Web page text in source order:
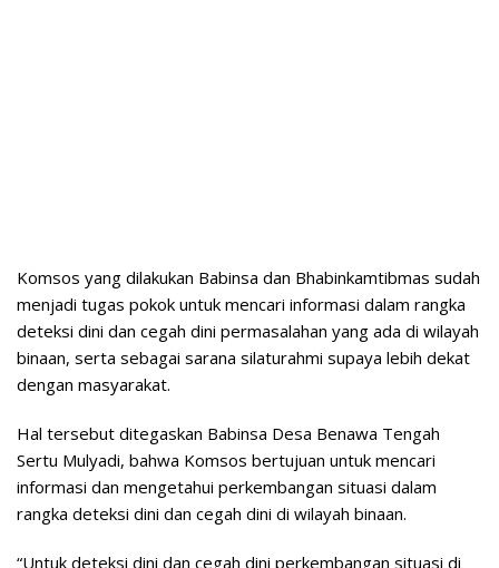
Komsos yang dilakukan Babinsa dan Bhabinkamtibmas sudah
menjadi tugas pokok untuk mencari informasi dalam rangka
deteksi dini dan cegah dini permasalahan yang ada di wilayah
binaan, serta sebagai sarana silaturahmi supaya lebih dekat
dengan masyarakat.
Hal tersebut ditegaskan Babinsa Desa Benawa Tengah
Sertu Mulyadi, bahwa Komsos bertujuan untuk mencari
informasi dan mengetahui perkembangan situasi dalam
rangka deteksi dini dan cegah dini di wilayah binaan.
“Untuk deteksi dini dan cegah dini perkembangan situasi di